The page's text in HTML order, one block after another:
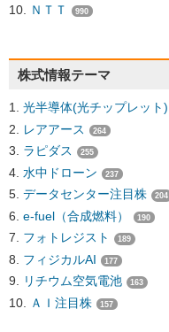
ＮＴＴ 990
株式情報テーマ
光半導体(光チップレット)
レアアース 264
ラピダス 255
水中ドローン 237
データセンター注目株 204
e-fuel（合成燃料） 190
フォトレジスト 189
フィジカルAI 177
リチウム空気電池 163
ＡＩ注目株 157